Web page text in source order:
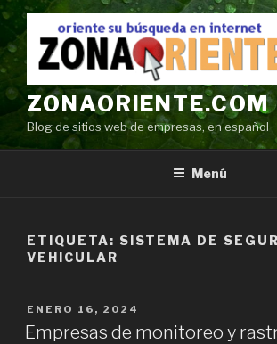
Ir
contenido
ZONAORIENTE.COM
Blog de sitios web de empresas, en español
Menú
ETIQUETA: SISTEMA DE
VEHICULAR
POSTED
ON
ENERO 16, 2024
Empresas de monitoreo y